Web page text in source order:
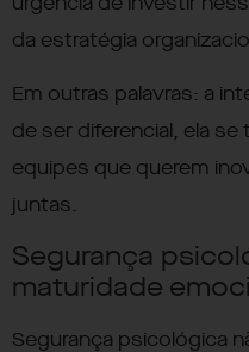
da estratégia
Em outras palavras: a
de ser diferencial, ela
equipes que querem
juntas.
Segurança
maturidade
Segurança psicológica